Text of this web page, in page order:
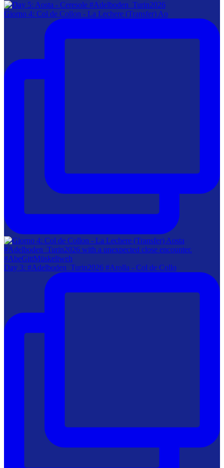
Giorno 4: Col de Collon - La Lechere (Transfer) Ao
Day 3: #Adelboden_Turin2026 #Arolla - Col de Collo